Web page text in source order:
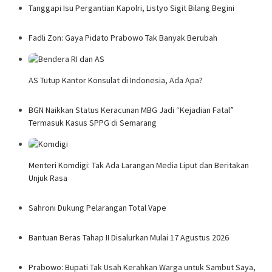
Tanggapi Isu Pergantian Kapolri, Listyo Sigit Bilang Begini
Fadli Zon: Gaya Pidato Prabowo Tak Banyak Berubah
AS Tutup Kantor Konsulat di Indonesia, Ada Apa?
BGN Naikkan Status Keracunan MBG Jadi “Kejadian Fatal”
Termasuk Kasus SPPG di Semarang
Menteri Komdigi: Tak Ada Larangan Media Liput dan Beritakan
Unjuk Rasa
Sahroni Dukung Pelarangan Total Vape
Bantuan Beras Tahap II Disalurkan Mulai 17 Agustus 2026
Prabowo: Bupati Tak Usah Kerahkan Warga untuk Sambut Saya,